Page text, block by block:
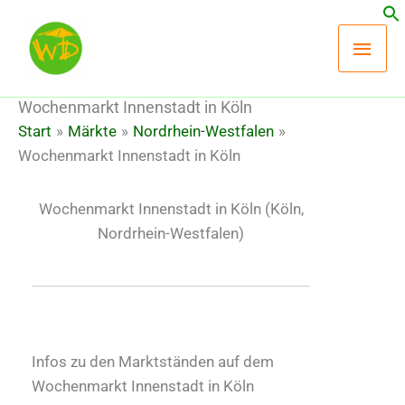
Inhalt
springen
Wochenmarkt Innenstadt in Köln
Start Märkte
Nordrhein-Westfalen
Wochenmarkt Innenstadt in Köln
Wochenmarkt Innenstadt in Köln(Köln,
Nordrhein-Westfalen)
Infos zu den Marktständen auf dem
Wochenmarkt Innenstadt in Köln